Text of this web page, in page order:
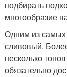
подбирать
многообразие
Одним из самых
сливовый.
несколько
обязательно